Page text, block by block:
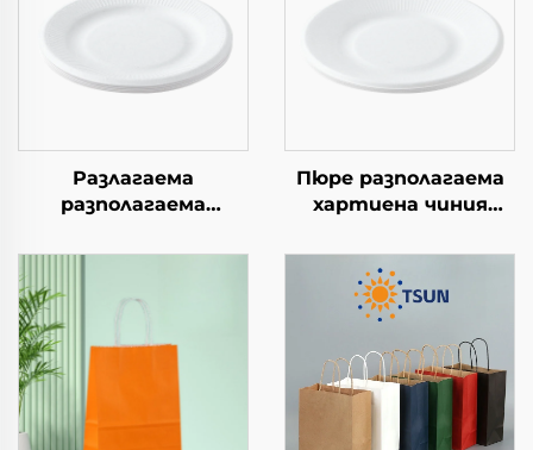
Разлагаема
разполагаема
салата, чашки за
закуски, суши, пица,
хляб, сладоледи,
шоколад, бургери - за
кейтеринг и
занаяти
Пюре разполагаема
хартиена чиния
хартия за салата,
закуска, суши,
сандвич, хляб,
сладолед, шоколад,
бисквити, храна за
домашни любимци и